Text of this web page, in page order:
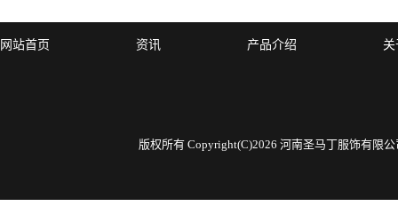
网站首页 资讯 产品介绍
版权所有 Copyright(C)2026 河南圣马丁服饰有限